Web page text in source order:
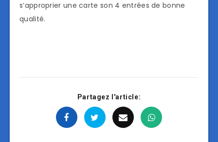
s’approprier une carte son 4 entrées de bonne
qualité.
Partagez l'article: